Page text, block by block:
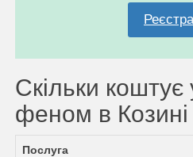
Скільки коштує
феном в Козині
Послуга